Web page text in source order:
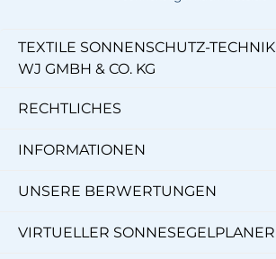
TEXTILE SONNENSCHUTZ-TECHNIK
WJ GMBH & CO. KG
RECHTLICHES
INFORMATIONEN
UNSERE BERWERTUNGEN
VIRTUELLER SONNESEGELPLANER